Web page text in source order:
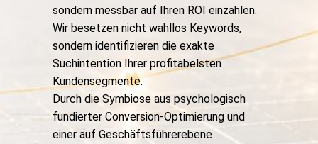
sondern messbar auf Ihren ROI einzahlen.
Wir besetzen nicht wahllos Keywords,
sondern identifizieren die exakte
Suchintention Ihrer profitabelsten
Kundensegmente.
Durch die Symbiose aus psychologisch
fundierter Conversion-Optimierung und
einer auf Geschäftsführerebene